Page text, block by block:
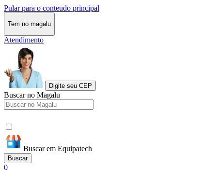
Pular para o conteudo principal
Tem no magalu
Atendimento
Digite seu CEP
Buscar no Magalu
Buscar em Equipatech
Buscar
0